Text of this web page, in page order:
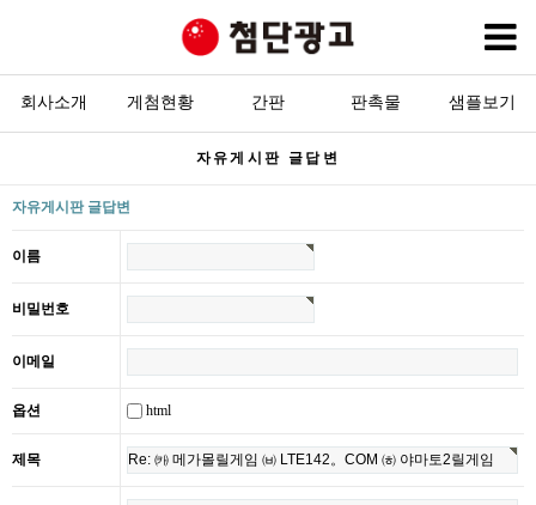
회사소개 게첨현황 간판 판촉물 샘플보기
회사소개
자유게시판 글답변
자유게시판 글답변
이름
비밀번호
이메일
옵션 html
제목